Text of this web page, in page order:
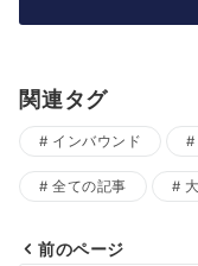
関連タグ
インバウンド
全ての記事
前のページ